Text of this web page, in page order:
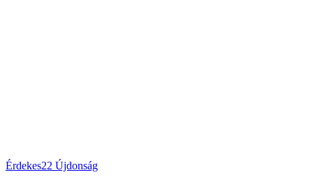
Érdekes22 Újdonság